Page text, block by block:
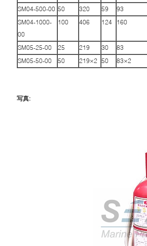
SM04-500-00 50 320 59 93
SM04-1000-
00
100 406 124 160
SM05-25-00 25 219 30 83
SM05-50-00
50 219×2 50 83×2
写真: